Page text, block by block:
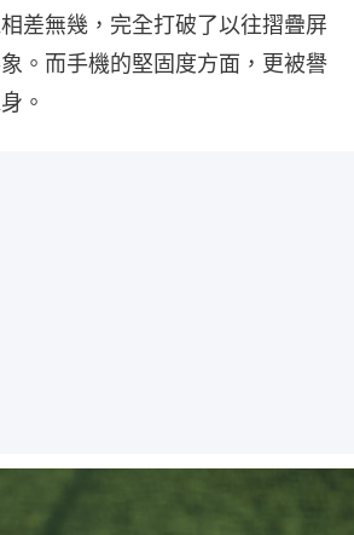
差無幾，完全打破了以往摺疊屏
。而手機的堅固度方面，更被譽
。